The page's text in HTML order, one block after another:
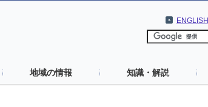
ENGLISH
地域の情報 知識・解説